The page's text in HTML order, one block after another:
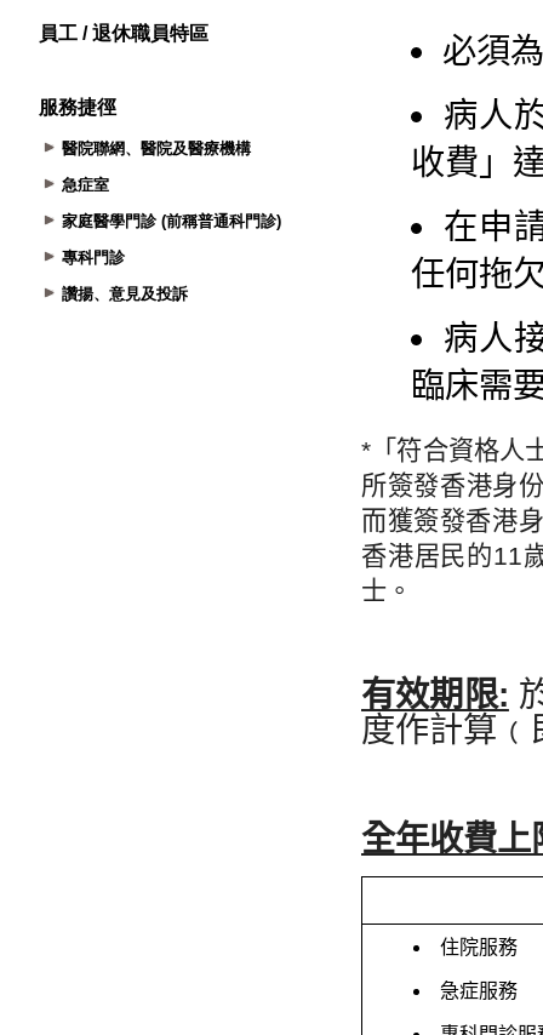
員工 / 退休職員特區
服務捷徑
醫院聯網、醫院及醫療機構
急症室
家庭醫學門診 (前稱普通科門診)
專科門診
讚揚、意見及投訴